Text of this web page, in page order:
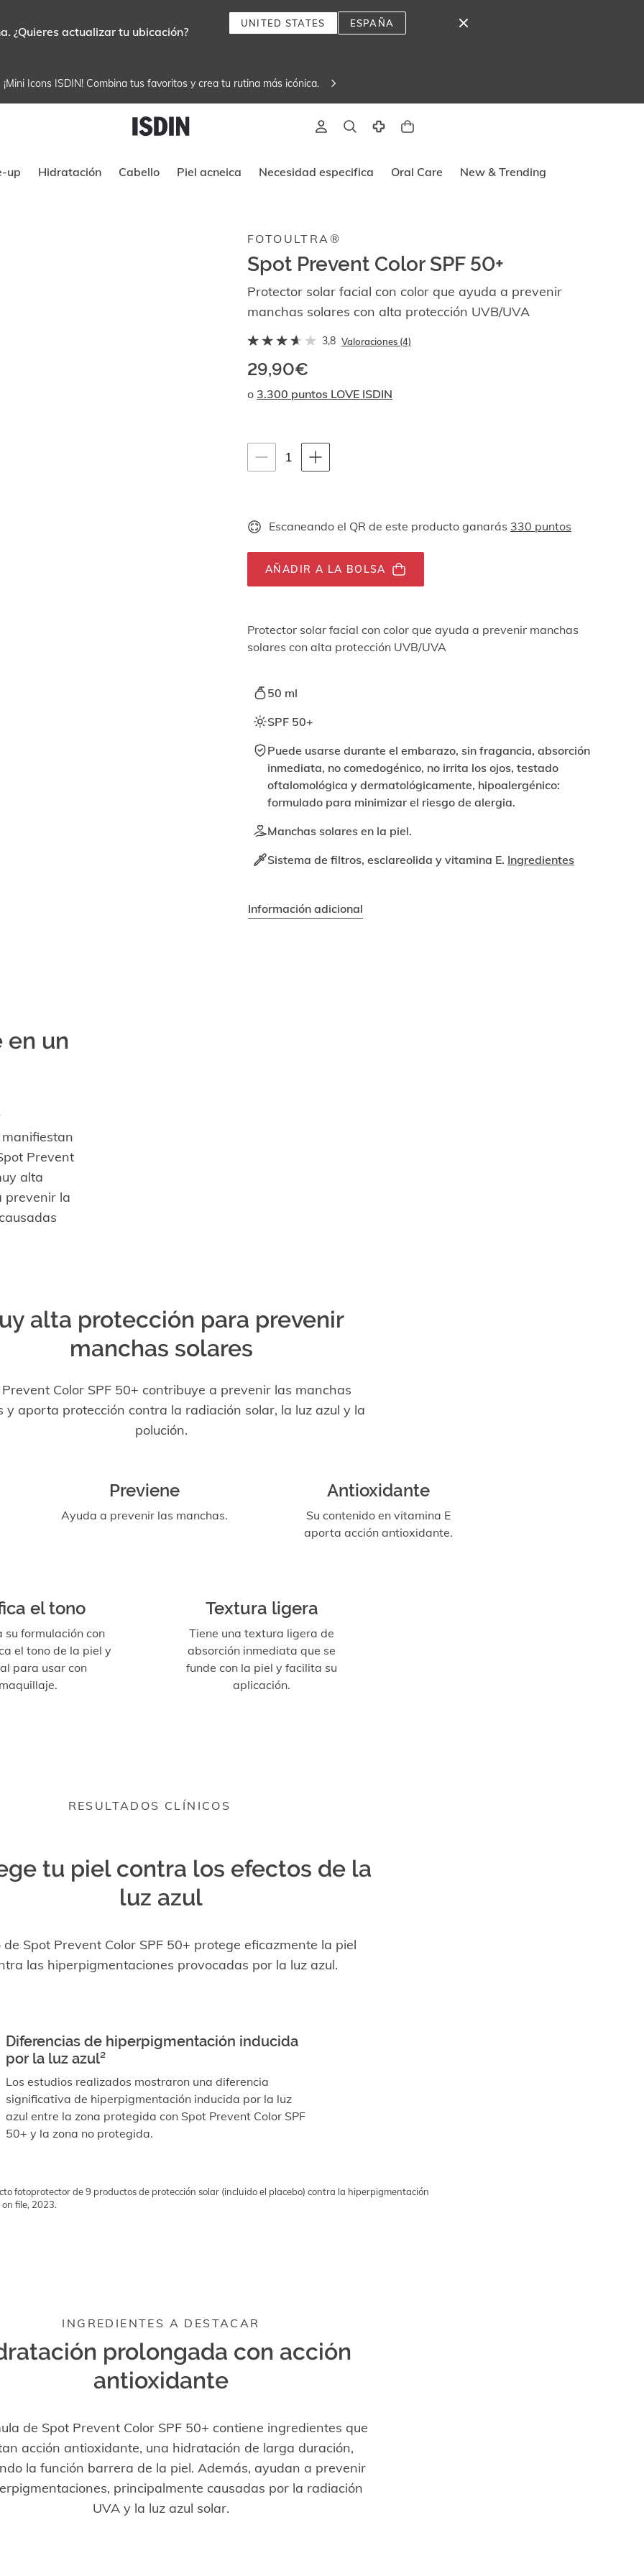
¿Quieres actualizar tu ubicación?
UNITED STATES ESPAÑA
¡Mini Icons ISDIN! Combina tus favoritos y crea tu rutina más icónica.
Instrucciones de navegación por teclado
up Hidratación Cabello Piel acneica Necesidad especifica Oral Care New & Trending
FOTOULTRA®
Spot Prevent Color SPF 50+
Protector solar facial con color que ayuda a prevenir
manchas solares con alta protección UVB/UVA
3,8 Valoraciones (4)
29,90€
o 3.300 puntos LOVE ISDIN
Instrucciones de navegación por teclado
1
unidades
Escaneando el QR de este producto ganarás 330 puntos
AÑADIR A LA BOLSA
Protector solar facial con color que ayuda a prevenir manchas
solares con alta protección UVB/UVA
50 ml
SPF 50+
Puede usarse durante el embarazo, sin fragancia, absorción
inmediata, no comedogénico, no irrita los ojos, testado
oftalomológica y dermatológicamente, hipoalergénico:
formulado para minimizar el riesgo de alergia.
Manchas solares en la piel.
Sistema de filtros, esclareolida y vitamina E. Ingredientes
Información adicional
en un
Prevent
alta
prevenir la
alta protección para prevenir
manchas solares
Prevent Color SPF 50+ contribuye a prevenir las manchas
y aporta protección contra la radiación solar, la luz azul y la
polución.
Previene
Ayuda a prevenir las manchas.
Antioxidante
Su contenido en vitamina E
aporta acción antioxidante.
el tono
su formulación con
el tono de la piel y
para usar con
maquillaje.
Textura ligera
Tiene una textura ligera de
absorción inmediata que se
funde con la piel y facilita su
aplicación.
RESULTADOS CLÍNICOS
tu piel contra los efectos de la
luz azul
de Spot Prevent Color SPF 50+ protege eficazmente la piel
las hiperpigmentaciones provocadas por la luz azul.
Diferencias de hiperpigmentación inducida
por la luz azul²
Los estudios realizados mostraron una diferencia
significativa de hiperpigmentación inducida por la luz
azul entre la zona protegida con Spot Prevent Color SPF
50+ y la zona no protegida.
fotoprotector de 9 productos de protección solar (incluido el placebo) contra la hiperpigmentación
file, 2023.
INGREDIENTES A DESTACAR
prolongada con acción
antioxidante
de Spot Prevent Color SPF 50+ contiene ingredientes que
acción antioxidante, una hidratación de larga duración,
la función barrera de la piel. Además, ayudan a prevenir
principalmente causadas por la radiación
UVA y la luz azul solar.